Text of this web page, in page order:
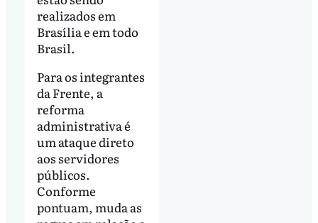
realizados em
Brasília e em todo
Brasil.
Para os integrantes
da Frente, a
reforma
administrativa é
um ataque direto
aos servidores
públicos.
Conforme
pontuam, muda as